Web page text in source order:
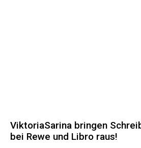
ViktoriaSarina bringen
bei Rewe und Libro raus!